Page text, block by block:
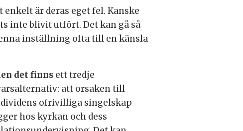
är deras eget fel. Kanske
inte blivit utfört. Det kan gå så
inställning ofta till en känsla
det finns ett tredje
att orsaken till
ofrivilliga singelskap
hos kyrkan och dess